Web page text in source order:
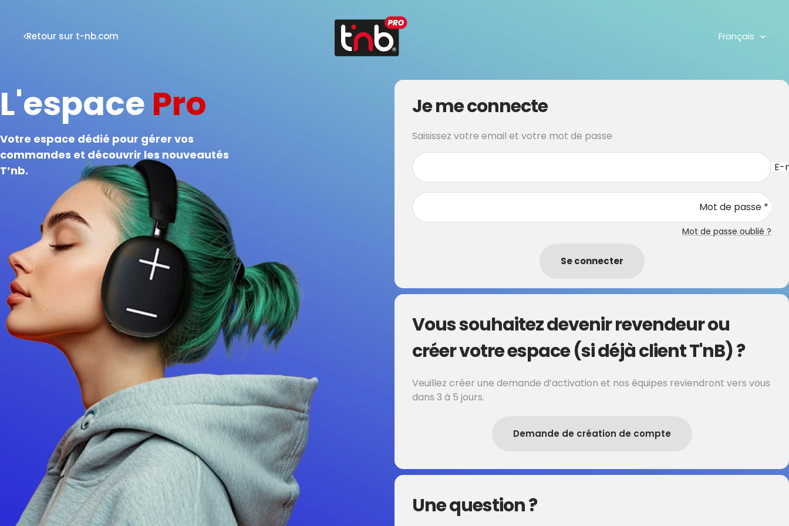
Retour sur t-nb.com Langue
Français
L'espace Pro
Votre espace dédié pour gérer vos
commandes et découvrir les nouveautés
T’nb.
Je me connecte
Saisissez votre email et votre mot de passe
E-
Mot de passe *
Mot de passe oublié ?
Se connecter
Vous souhaitez devenir revendeur ou
créer votre espace (si déjà client T'nB) ?
Veuillez créer une demande d’activation et nos équipes reviendront vers vous
dans 3 à 5 jours.
Demande de création de compte
Une question ?